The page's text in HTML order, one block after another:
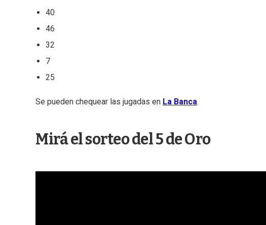
40
46
32
7
25
Se pueden chequear las jugadas en La Banca.
Mirá el sorteo del 5 de Oro